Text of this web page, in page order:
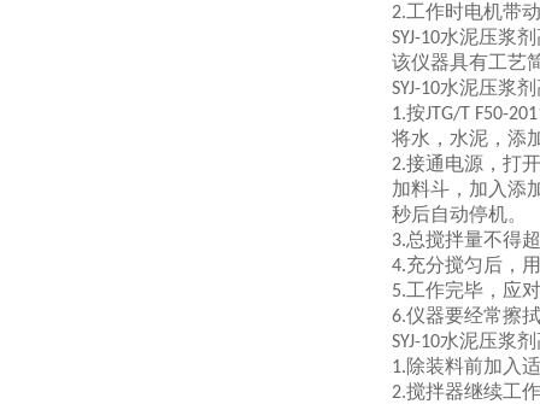
2.工作时电机带
SYJ-10水泥压浆
该仪器具有工艺
SYJ-10水泥压浆
1.按JTG/T F50-
将水，水泥，添
2.接通电源，打
加料斗，加入添
秒后自动停机。
3.总搅拌量不得
4.充分搅匀后，
5.工作完毕，应
6.仪器要经常擦
SYJ-10水泥压浆
1.除装料前加入
2.搅拌器继续工